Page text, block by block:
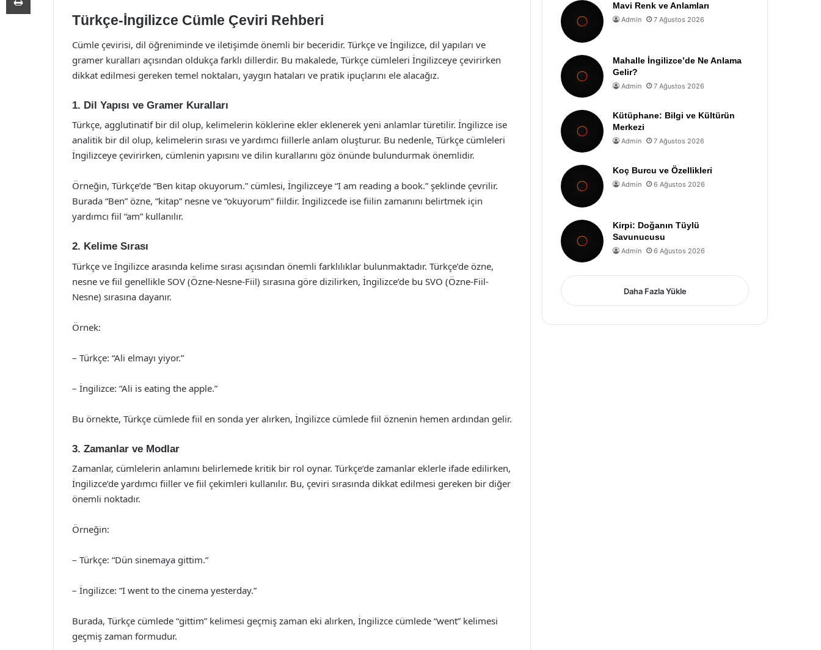
Türkçe-İngilizce Cümle Çeviri Rehberi
Cümle çevirisi, dil öğreniminde ve iletişimde önemli bir beceridir. Türkçe ve İngilizce, dil yapıları ve
gramer kuralları açısından oldukça farklı dillerdir. Bu makalede, Türkçe cümleleri İngilizceye çevirirken
dikkat edilmesi gereken temel noktaları, yaygın hataları ve pratik ipuçlarını ele alacağız.
1. Dil Yapısı ve Gramer Kuralları
Türkçe, agglutinatif bir dil olup, kelimelerin köklerine ekler eklenerek yeni anlamlar türetilir. İngilizce ise
analitik bir dil olup, kelimelerin sırası ve yardımcı fiillerle anlam oluşturur. Bu nedenle, Türkçe cümleleri
İngilizceye çevirirken, cümlenin yapısını ve dilin kurallarını göz önünde bulundurmak önemlidir.
Örneğin, Türkçe’de “Ben kitap okuyorum.” cümlesi, İngilizceye “I am reading a book.” şeklinde çevrilir.
Burada “Ben” özne, “kitap” nesne ve “okuyorum” fiildir. İngilizcede ise fiilin zamanını belirtmek için
yardımcı fiil “am” kullanılır.
2. Kelime Sırası
Türkçe ve İngilizce arasında kelime sırası açısından önemli farklılıklar bulunmaktadır. Türkçe’de özne,
nesne ve fiil genellikle SOV (Özne-Nesne-Fiil) sırasına göre dizilirken, İngilizce’de bu SVO (Özne-Fiil-
Nesne) sırasına dayanır.
Örnek:
– Türkçe: “Ali elmayı yiyor.”
– İngilizce: “Ali is eating the apple.”
Bu örnekte, Türkçe cümlede fiil en sonda yer alırken, İngilizce cümlede fiil öznenin hemen ardından gelir.
3. Zamanlar ve Modlar
Zamanlar, cümlelerin anlamını belirlemede kritik bir rol oynar. Türkçe’de zamanlar eklerle ifade edilirken,
İngilizce’de yardımcı fiiller ve fiil çekimleri kullanılır. Bu, çeviri sırasında dikkat edilmesi gereken bir diğer
önemli noktadır.
Örneğin:
– Türkçe: “Dün sinemaya gittim.”
– İngilizce: “I went to the cinema yesterday.”
Burada, Türkçe cümlede “gittim” kelimesi geçmiş zaman eki alırken, İngilizce cümlede “went” kelimesi
geçmiş zaman formudur.
Mavi Renk ve Anlamları
Admin 7 Ağustos 2026
Mahalle İngilizce’de Ne Anlama
Gelir?
Admin 7 Ağustos 2026
Kütüphane: Bilgi ve Kültürün
Merkezi
Admin 7 Ağustos 2026
Koç Burcu ve Özellikleri
Admin 6 Ağustos 2026
Kirpi: Doğanın Tüylü
Savunucusu
Admin 6 Ağustos 2026
Daha Fazla Yükle